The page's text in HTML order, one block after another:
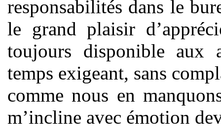
responsabilités dans le
le grand plaisir
toujours disponible aux
temps exigeant, sans
comme nous en
m’incline avec émotion